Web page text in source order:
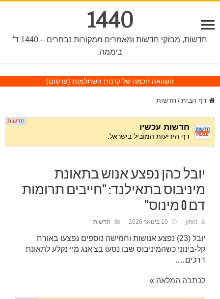
1440
חדשות, מבזקי חדשות ומאמרים ממקורות נבחרים – 1440 ד'
ביממה.
השוואה חכמה של קרנות השתלמות (פרסום)
דף הבית / חדשות
יובל כהן נפצע אנוש בתאונת
מיניבוס בתאילנד: "חייבים תרומות
דם O מינוס"
ynet 10 בינואר 2026 חדשות
יובל (23) נפצע אנושות וחמישה נוספים נפצעו באורח
קל-בינוני כשהמיניבוס שבו נסעו בצ'אנג מיי נקלע לתאונת
דרכים….
לכתבה המלאה »